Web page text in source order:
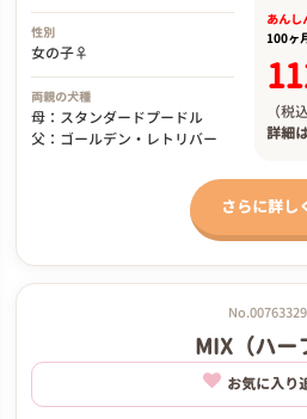
性別
女の子♀
両親の犬種
母：スタンダードプードル
父：ゴールデン・レトリバー
あんし
100ヶ
（税
詳細
さらに詳し
No.00763329
MIX（ハー
お気に入り